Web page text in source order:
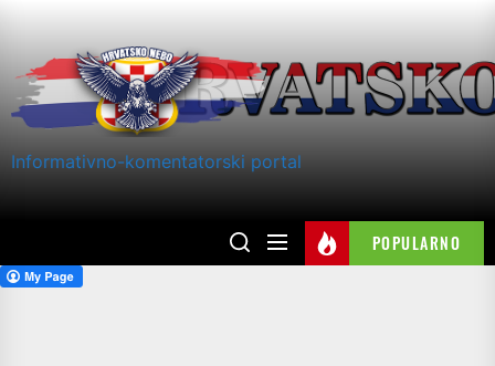
content
Informativno-komentatorski portal
POPULARNO